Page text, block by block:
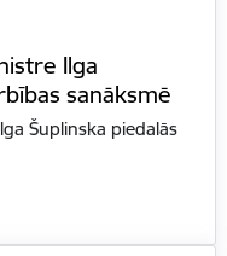
Ilga
sanāksmē
Šuplinska piedalās